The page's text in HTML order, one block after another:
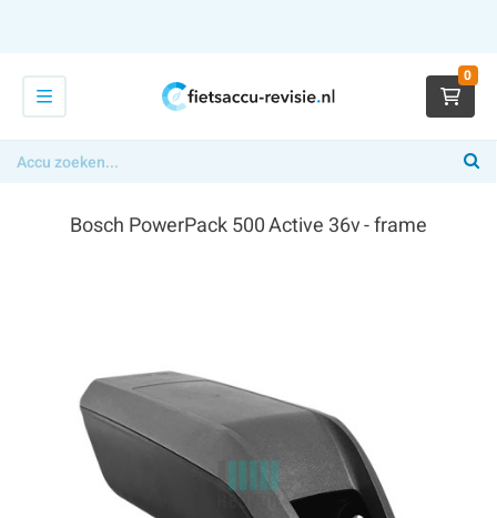
0
Bosch PowerPack 500 Active 36v - frame